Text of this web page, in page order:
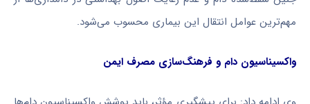
مهم‌ترین عوامل انتقال این بیماری محسوب می‌شود.
واکسیناسیون دام و فرهنگ‌سازی مصرف ایمن